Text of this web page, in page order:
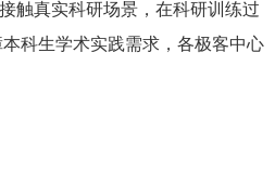
触真实科研场景，在科研训练过
科生学术实践需求，各极客中心